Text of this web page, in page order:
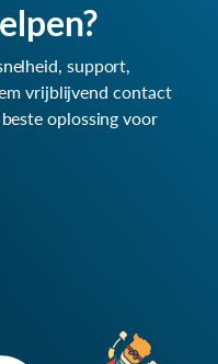
support,
vrijblijvend contact
oplossing voor